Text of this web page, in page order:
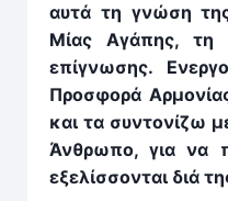
αυτά τη γνώση
Μίας Αγάπης, τη
επίγνωσης.
Προσφορά
και τα συντονίζω
Άνθρωπο, για να
εξελίσσονται διά